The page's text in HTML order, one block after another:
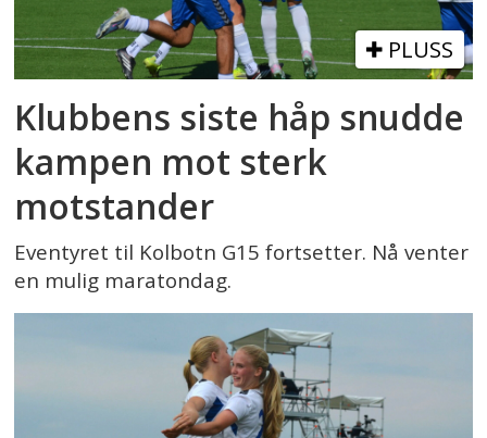
PLUSS
Klubbens siste håp snudde
kampen mot sterk
motstander
Eventyret til Kolbotn G15 fortsetter. Nå venter
en mulig maratondag.